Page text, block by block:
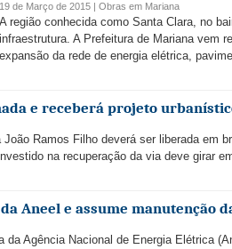
19 de Março de 2015 | Obras em Mariana
A região conhecida como Santa Clara, no
infraestrutura. A Prefeitura de Mariana vem
expansão da rede de energia elétrica,
e receberá projeto
Ramos Filho deverá ser liberada em
na recuperação da via deve girar
Aneel e assume manutenção
da Agência Nacional de Energia Elétrica